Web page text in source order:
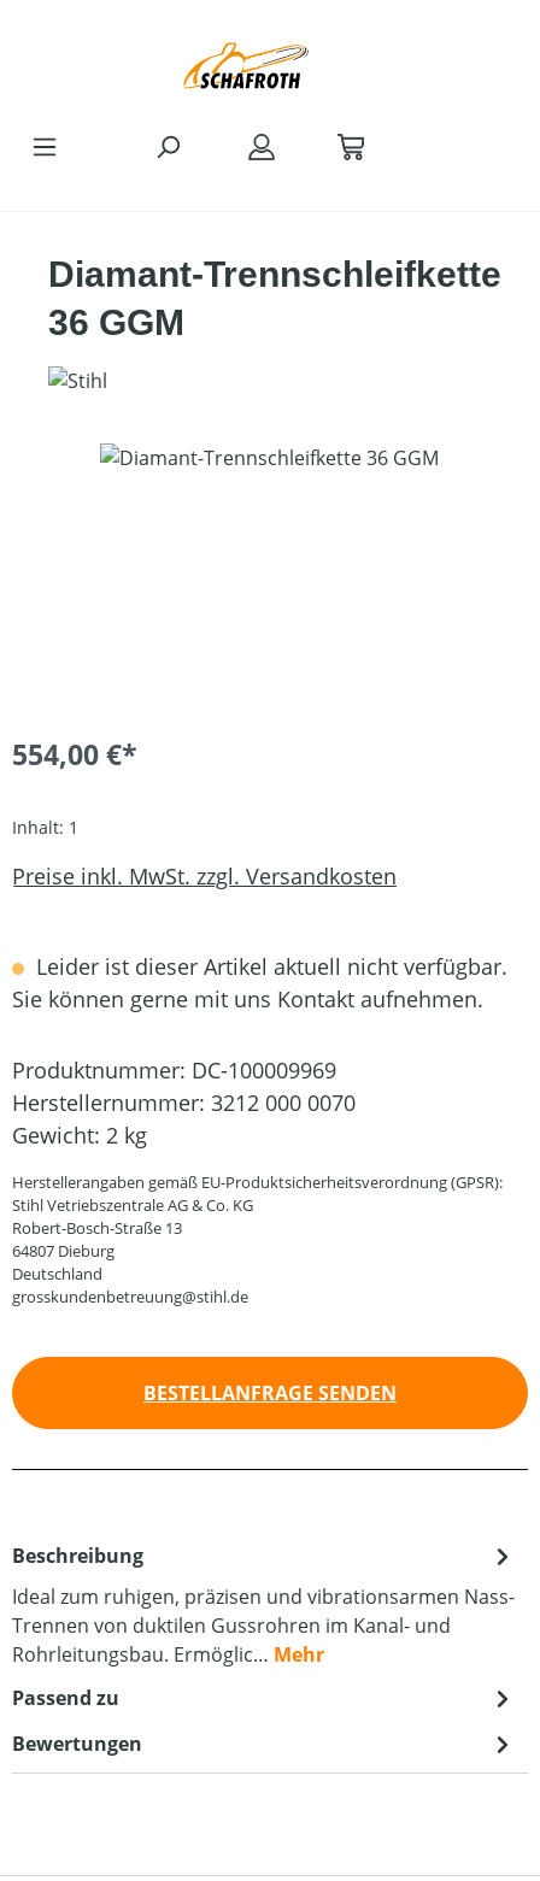
Diamant-Trennschleifkette
36 GGM
Bildergalerie überspringen
554,00 €*
Inhalt: 1
Preise inkl. MwSt. zzgl. Versandkosten
Leider ist dieser Artikel aktuell nicht verfügbar.
Sie können gerne mit uns Kontakt aufnehmen.
Produktnummer: DC-100009969
Herstellernummer: 3212 000 0070
Gewicht: 2 kg
Herstellerangaben gemäß EU-Produktsicherheitsverordnung (GPSR):
Stihl Vetriebszentrale AG & Co. KG
Robert-Bosch-Straße 13
64807 Dieburg
Deutschland
grosskundenbetreuung@stihl.de
BESTELLANFRAGE SENDEN
Beschreibung
Ideal zum ruhigen, präzisen und vibrationsarmen Nass-
Trennen von duktilen Gussrohren im Kanal- und
Rohrleitungsbau. Ermöglic… Mehr
Passend zu
Bewertungen